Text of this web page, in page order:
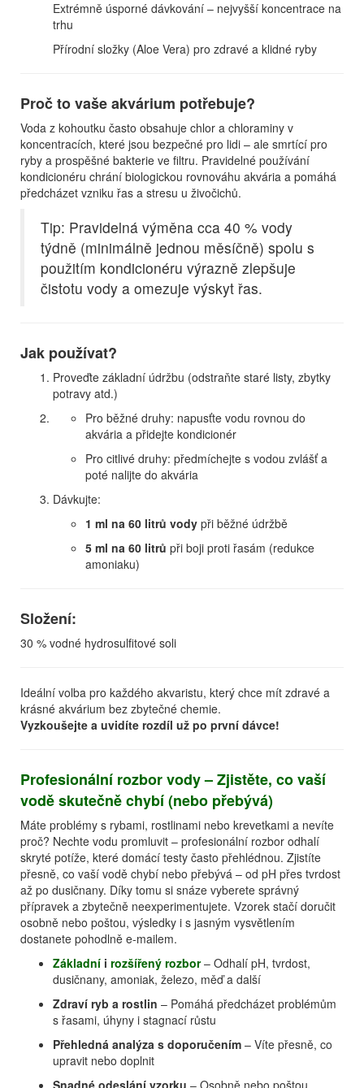
Extrémně úsporné dávkování – nejvyšší koncentrace na
trhu
Přírodní složky (Aloe Vera) pro zdravé a klidné ryby
Proč to vaše akvárium potřebuje?
Voda z kohoutku často obsahuje chlor a chloraminy v
koncentracích, které jsou bezpečné pro lidi – ale smrtící pro
ryby a prospěšné bakterie ve filtru. Pravidelné používání
kondicionéru chrání biologickou rovnováhu akvária a pomáhá
předcházet vzniku řas a stresu u živočichů.
Tip: Pravidelná výměna cca 40 % vody
týdně (minimálně jednou měsíčně) spolu s
použitím kondicionéru výrazně zlepšuje
čistotu vody a omezuje výskyt řas.
Jak používat?
Proveďte základní údržbu (odstraňte staré listy, zbytky
potravy atd.)
Pro běžné druhy: napusťte vodu rovnou do
akvária a přidejte kondicionér
Pro citlivé druhy: předmíchejte s vodou zvlášť a
poté nalijte do akvária
Dávkujte:
1 ml na 60 litrů vody při běžné údržbě
5 ml na 60 litrů při boji proti řasám (redukce
amoniaku)
Složení:
30 % vodné hydrosulfitové soli
Ideální volba pro každého akvaristu, který chce mít zdravé a
krásné akvárium bez zbytečné chemie.
Vyzkoušejte a uvidíte rozdíl už po první dávce!
Profesionální rozbor vody – Zjistěte, co vaší
vodě skutečně chybí (nebo přebývá)
Máte problémy s rybami, rostlinami nebo krevetkami a nevíte
proč? Nechte vodu promluvit – profesionální rozbor odhalí
skryté potíže, které domácí testy často přehlédnou. Zjistíte
přesně, co vaší vodě chybí nebo přebývá – od pH přes tvrdost
až po dusičnany. Díky tomu si snáze vyberete správný
přípravek a zbytečně neexperimentujete. Vzorek stačí doručit
osobně nebo poštou, výsledky i s jasným vysvětlením
dostanete pohodlně e-mailem.
Základní i rozšířený rozbor– Odhalí pH, tvrdost,
dusičnany, amoniak, železo, měď a další
Zdraví ryb a rostlin – Pomáhá předcházet problémům
s řasami, úhyny i stagnací růstu
Přehledná analýza s doporučením – Víte přesně, co
upravit nebo doplnit
Snadné odeslání vzorku – Osobně nebo poštou,